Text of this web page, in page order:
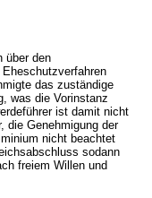
über den
das zuständige
was die Vorinstanz
ist damit nicht
die Genehmigung der
nicht beachtet
sodann
freiem Willen und